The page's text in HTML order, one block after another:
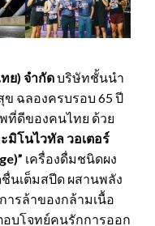
ย) จำกัดบริษัทชั้นนำ
ฉลองครบรอบ 65 ปี
ที่ดีของคนไทย ด้วย
มิโนไวทัล วอเตอร์
” เครื่องดื่มชนิดผง
นเต็มสปีด ผสานพลัง
ารล้าของกล้ามเนื้อ
บโจทย์คนรักการออก